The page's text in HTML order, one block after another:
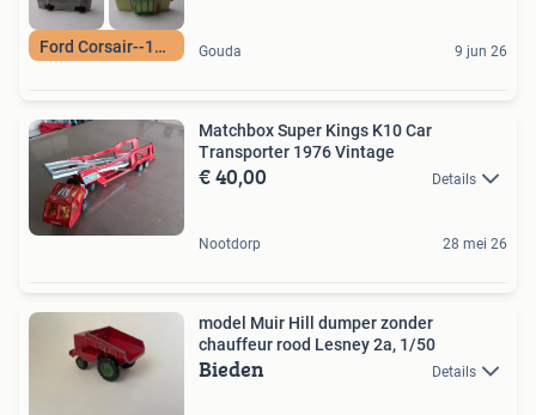
Ford Corsair--1965 Gouda 9 jun 26
Matchbox Super Kings K10 Car
Transporter 1976 Vintage
€ 40,00 Details
Nootdorp 28 mei 26
model Muir Hill dumper zonder
chauffeur rood Lesney 2a, 1/50
Bieden Details